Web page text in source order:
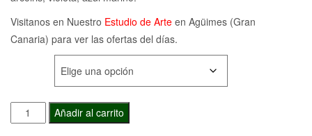
Visitanos en Nuestro Estudio de Arte en Agüimes (Gran
Canaria) para ver las ofertas del días.
Pulsera
de
Añadir al carrito